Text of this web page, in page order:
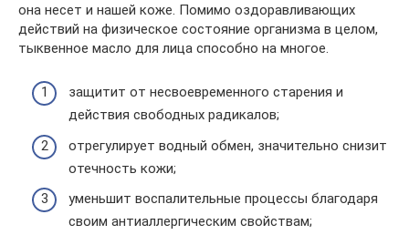
она несет и нашей коже. Помимо оздоравливающих
действий на физическое состояние организма в целом,
тыквенное масло для лица способно на многое.
защитит от несвоевременного старения и
действия свободных радикалов;
отрегулирует водный обмен, значительно снизит
отечность кожи;
уменьшит воспалительные процессы благодаря
своим антиаллергическим свойствам;